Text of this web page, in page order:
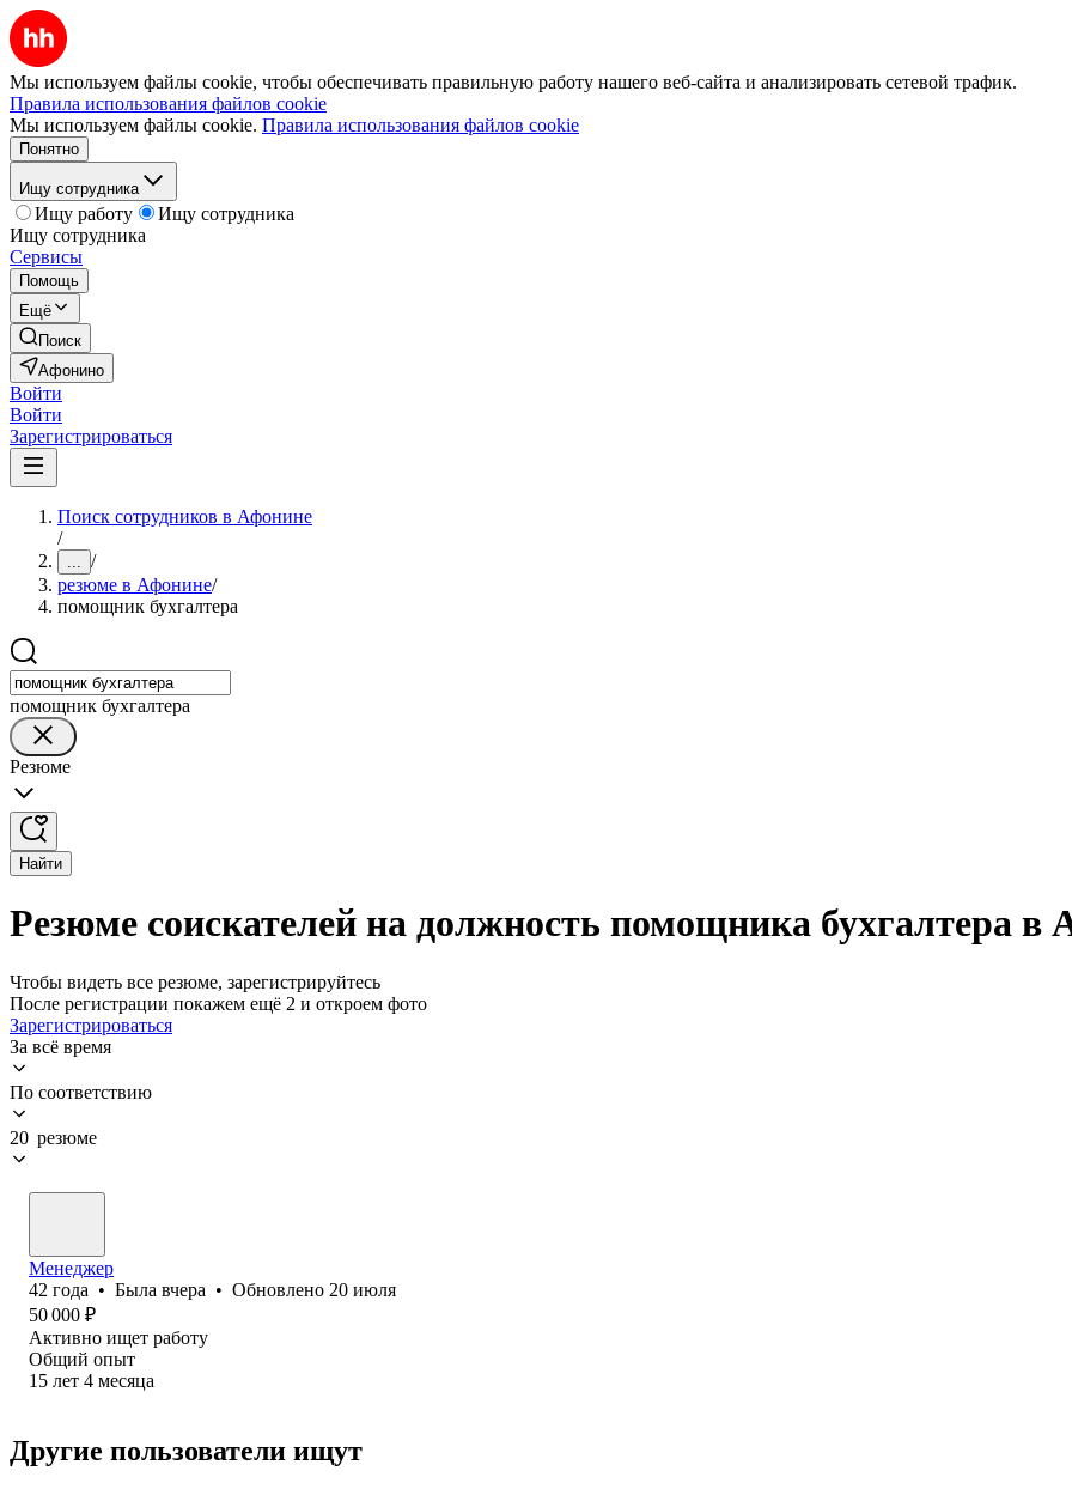
Мы используем файлы cookie, чтобы обеспечивать правильную работу нашего веб-сайта и анализировать сетевой трафик.
Правила использования файлов cookie
Мы используем файлы cookie. Правила использования файлов cookie
Понятно
Ищу сотрудника
Ищу работу
Ищу сотрудника
Ищу сотрудника
Сервисы
Помощь
Ещё
Поиск
Афонино
Войти
Войти
Зарегистрироваться
Поиск сотрудников в Афонине
/
... /
резюме в Афонине/
помощник бухгалтера
помощник бухгалтера
Резюме
Найти
Резюме соискателей на должность помощника бухгалтера в
Чтобы видеть все резюме, зарегистрируйтесь
После регистрации покажем ещё 2 и откроем фото
Зарегистрироваться
За всё время
По соответствию
20 резюме
Менеджер
42 года • Была вчера • Обновлено 20 июля
50 000 ₽
Активно ищет работу
Общий опыт
15 лет 4 месяца
Другие пользователи ищут